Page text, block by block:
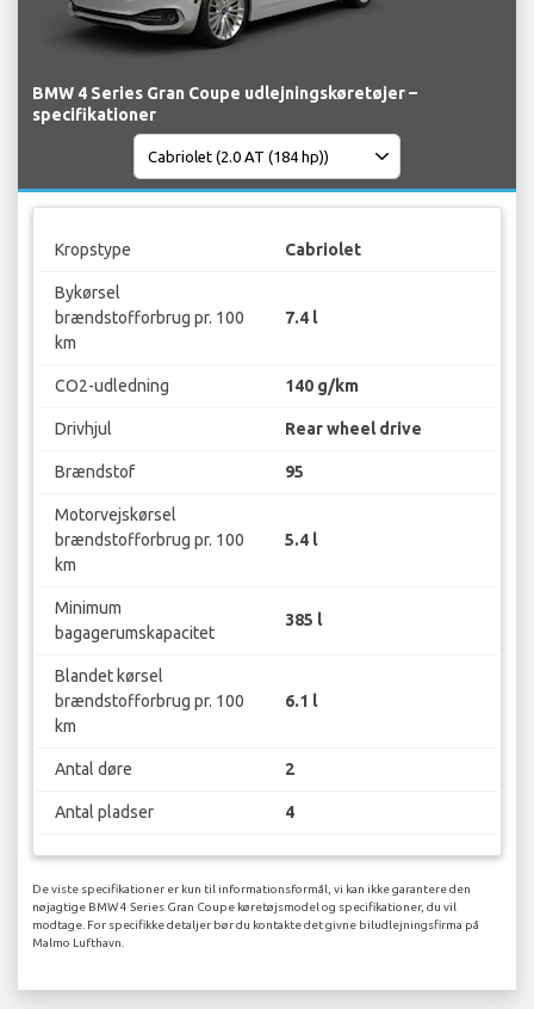
BMW 4 Series Gran Coupe udlejningskøretøjer –
specifikationer
Kropstype Cabriolet
Bykørsel
brændstofforbrug pr. 100
km
7.4 l
CO2-udledning 140 g/km
Drivhjul Rear wheel drive
Brændstof 95
Motorvejskørsel
brændstofforbrug pr. 100
km
5.4 l
Minimum
bagagerumskapacitet
385 l
Blandet kørsel
brændstofforbrug pr. 100
km
6.1 l
Antal døre 2
Antal pladser 4
De viste specifikationer er kun til informationsformål, vi kan ikke garantere den
nøjagtige BMW 4 Series Gran Coupe køretøjsmodel og specifikationer, du vil
modtage. For specifikke detaljer bør du kontakte det givne biludlejningsfirma på
Malmo Lufthavn.